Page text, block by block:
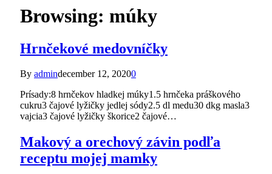
Browsing: múky
Hrnčekové medovníčky
By admindecember 12, 20200
Prísady:8 hrnčekov hladkej múky1.5 hrnčeka práškového
cukru3 čajové lyžičky jedlej sódy2.5 dl medu30 dkg masla3
vajcia3 čajové lyžičky škorice2 čajové…
Makový a orechový závin podľa
receptu mojej mamky